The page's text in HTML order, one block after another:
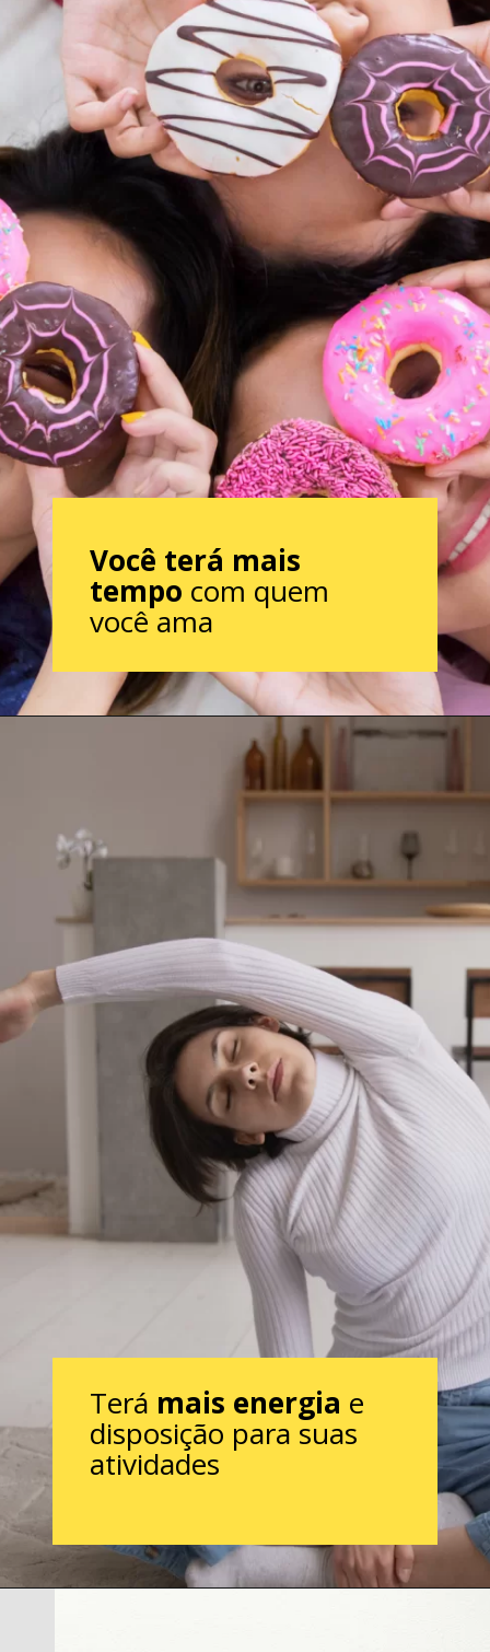
Você terá mais
tempo com quem
você ama
Terá mais energia e
disposição para suas
atividades